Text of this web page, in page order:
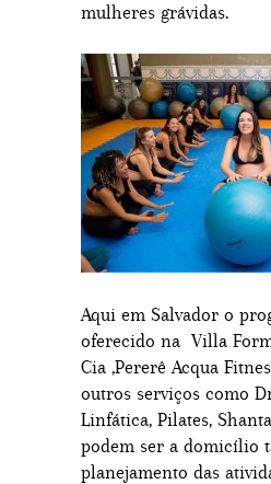
mulheres grávidas.
Aqui em Salvador o
oferecido na Villa
Cia ,Pererê Acqua
outros serviços como
Linfática, Pilates,
podem ser a domicílio
planejamento das